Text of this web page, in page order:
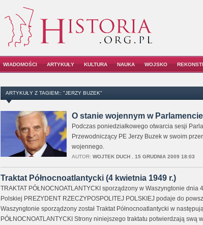
WIADOMOŚCI ARTYKUŁY KULTURA NAUKA WOJSKO
ARTYKUŁY Z TAGIEM:: "JERZY BUZEK"
O stanie wojennym w
Podczas poniedziałkowego otwarcia sesji
Przewodniczący PE Jerzy Buzek w swoim
wojennego.
AUTOR: WOJTEK DUCH, 15 GRUDNIA 2009 18:03
Traktat Północnoatlantycki (4 kwietnia 1949 r.)
TRAKTAT PÓŁNOCNOATLANTYCKI sporządzony w Waszyngtonie
Polskiej PREZYDENT RZECZYPOSPOLITEJ POLSKIEJ podaje do
Waszyngtonie sporządzony został Traktat Północnoatlantycki w
PÓŁNOCNOATLANTYCKI Strony niniejszego traktatu potwierdzają swą